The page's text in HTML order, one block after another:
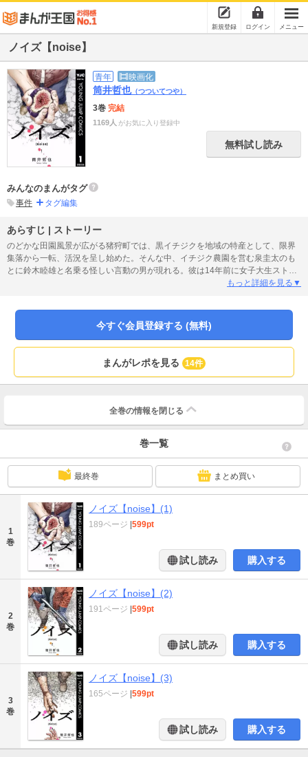
新規登録 ログイン メニュー
ノイズ【noise】
青年 映画化
筒井哲也（つついてつや）
3巻 完結
1169人 がお気に入り登録中
無料試し読み
みんなのまんがタグ
事件 タグ編集
あらすじ | ストーリー
のどかな田園風景が広がる猪狩町では、黒イチジクを地域の特産として、限界
集落から一転、活況を呈し始めた。そんな中、イチジク農園を営む泉圭太のも
とに鈴木睦雄と名乗る怪しい言動の男が現れる。彼は14年前に女子大生ストー
カー殺人を犯した元受刑者だった。平穏な地域社会に投げ込まれた異物が生ん
もっと詳細を見る▼
今すぐ会員登録する (無料)
まんがレポを見る 14件
全巻の情報を 閉じる
巻一覧
最終巻 まとめ買い
1
巻
ノイズ【noise】(1)
189ページ |599pt
試し読み 購入する
2
巻
ノイズ【noise】(2)
191ページ |599pt
試し読み 購入する
3
巻
ノイズ【noise】(3)
165ページ |599pt
試し読み 購入する